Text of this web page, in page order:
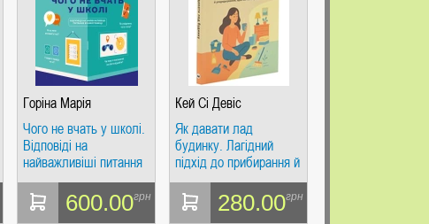
Горіна Марія
Чого не вчать у школі.
Відповіді на
найважливіші питання
в інфографіці
600.00грн
Кей Сі Девіс
Як давати лад
будинку. Лагідний
підхід до прибирання й
упорядкування, щоб не
потонути в хаосі
280.00грн